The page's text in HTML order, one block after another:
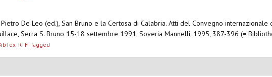
Pietro De Leo (ed.), San Bruno e la Certosa di Calabria. Atti del Convegno
Serra S. Bruno 15-18 settembre 1991, Soveria Mannelli, 1995, 387-396 (=
RTF Tagged